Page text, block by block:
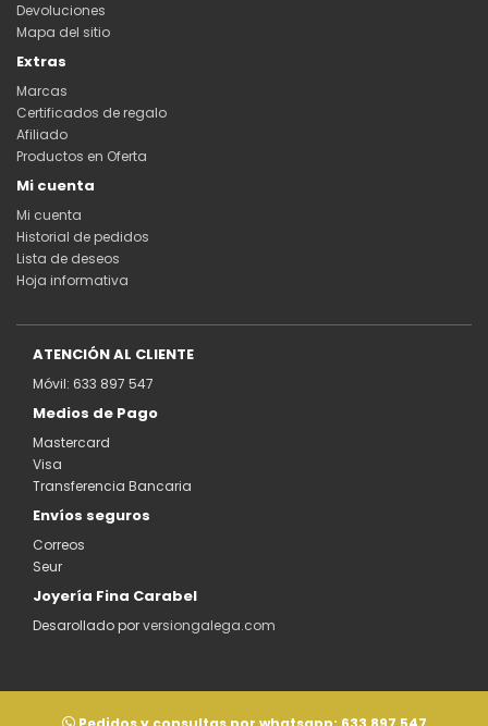
Devoluciones
Mapa del sitio
Extras
Marcas
Certificados de regalo
Afiliado
Productos en Oferta
Mi cuenta
Mi cuenta
Historial de pedidos
Lista de deseos
Hoja informativa
ATENCIÓN AL CLIENTE
Móvil: 633 897 547
Medios de Pago
Mastercard
Visa
Transferencia Bancaria
Envíos seguros
Correos
Seur
Joyería Fina Carabel
Desarollado porversiongalega.com